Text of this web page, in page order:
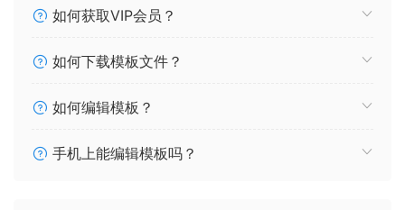
如何获取VIP会员？
如何下载模板文件？
如何编辑模板？
手机上能编辑模板吗？